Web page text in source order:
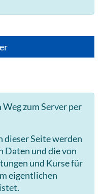
zum Server per
dieser Seite werden
Daten und die von
und Kurse für
eigentlichen